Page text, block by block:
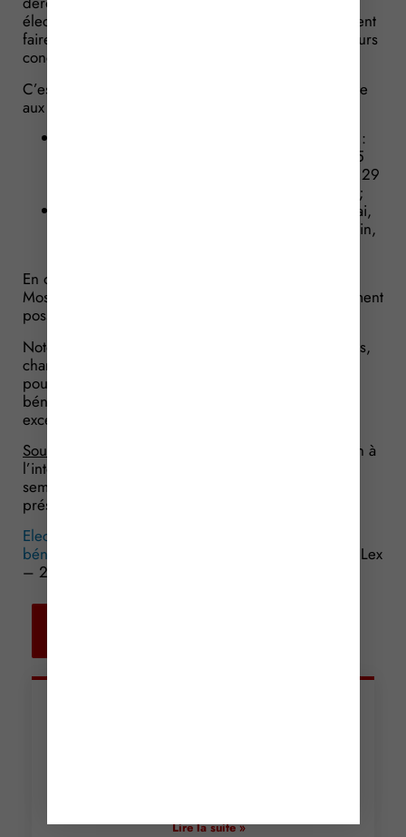
élections présidentielles et législatives à venir puissent
faire acheminer leurs documents de campagne à leurs
concitoyens.
C’est pourquoi l’interdiction de circulation sera levée
aux dates suivantes cette année :
pour l’élection du Président de la République :
les samedi 8 avril, dimanche 9 avril, samedi 15
avril, dimanche 16 avril, lundi 17 avril, samedi 29
avril, dimanche 30 avril et lundi 1er mai 2017 ;
pour les élections législatives : les jeudi 25 mai,
samedi 27 mai, dimanche 28 mai, samedi 3 juin,
En outre, sachez que dans les départements de la
Moselle, du Bas-Rhin et du Haut-Rhin, il sera également
possible de circuler le vendredi 14 avril 2017.
Notez que seuls les transports de plus de 7,5 tonnes,
chargés d’acheminer les documents de campagne
pourront voyager. Les autres transports ne
bénéficieront donc pas de cette dérogation
exceptionnelle.
Source :
Arrêté du 23 mars 2017 portant dérogation à
l’interdiction de circuler des poids lourds en fin de
semaine et jours fériés, dans le cadre des élections
présidentielles et législatives
Elections présidentielles et législatives : c’est « tout
bénef’ » pour les transporteurs ?
© Copyright WebLex
– 2017
Lire la suite »